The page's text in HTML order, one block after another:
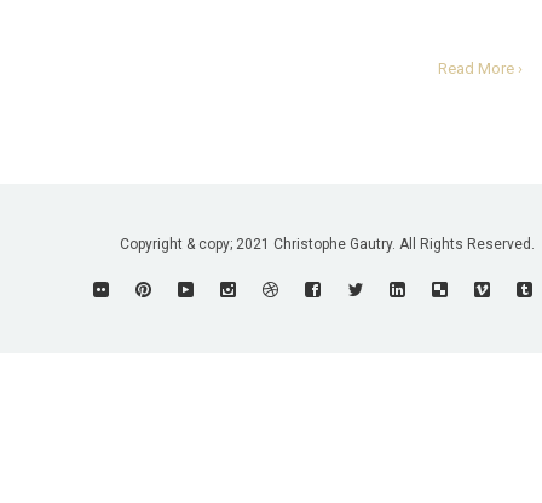
Read More ›
Copyright & copy; 2021 Christophe Gautry. All Rights Reserved.